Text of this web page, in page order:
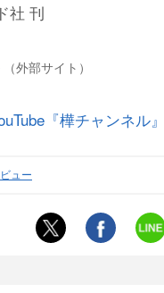
社 刊
（外部サイト）
『樺チャンネル』
ュー